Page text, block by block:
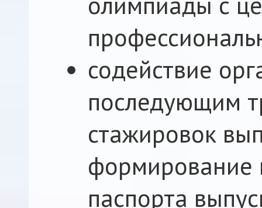
содействие
последующим
стажировок
формирование
паспорта